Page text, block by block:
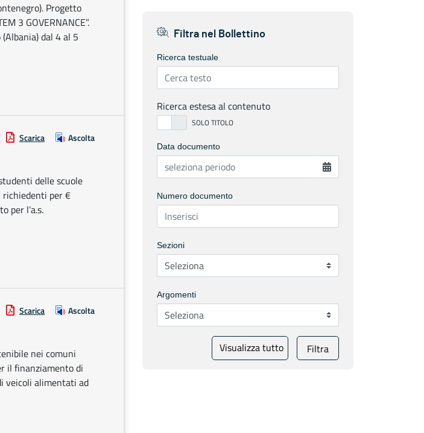
Progetto
3 GOVERNANCE”.
dal 4 al 5
Scarica Ascolta
delle scuole
richiedenti per €
per l’a.s.
Scarica Ascolta
nei comuni
il finanziamento di
veicoli alimentati ad
Filtra nel Bollettino
Ricerca testuale
Ricerca estesa al contenuto
Data documento
Numero documento
Sezioni
Argomenti
Visualizza tutto Filtra